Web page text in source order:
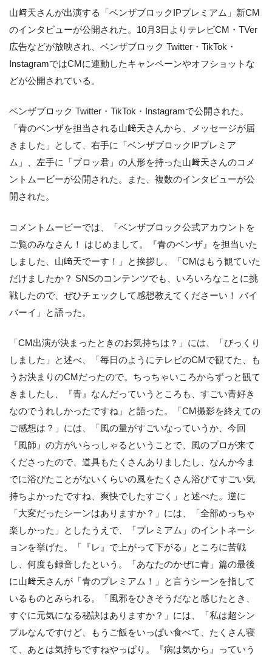
山﨑天さんが出演する「ベンザブロックIPプレミアム」新CM
のインタビューが公開された。10月3日よりテレビCM・TVer
広告などが放映され、ベンザブロック Twitter・TikTok・
InstagramではCMに連動したキャンペーンやオフショットな
どが公開されている。
ベンザブロック Twitter・TikTok・Instagramで公開された。
「青のベンザを担当される山﨑天さんから、メッセージが届
きました」として、右手に「ベンザブロックIPプレミア
ム」、左手に「ブロッ君」の人形を持った山﨑天さんのコメ
ントムービーが公開された。また、複数のインタビューが公
開された。
コメントムービーでは、「ベンザブロック公式アカウントを
ご覧のみなさん！ はじめまして。『青のベンザ』を担当いた
しました、山﨑天でーす！」と挨拶し、「CMはもう観ていた
だけましたか？ SNSのコンテンツでも、いろいろなことに挑
戦したので、ぜひチェックして感想教えてくださーい！ バイ
バーイ」と語った。
「CM出演が決まったときのお気持ちは？」には、「びっくり
しました」と述べ、「毎日のようにテレビのCMで観てた、も
うお決まりのCMだったので。ちっちゃいころからずっと観て
きましたし、『青』なんだっていうところも、すごい青好き
なのでうれしかったですね」と語った。「CM撮影を終えての
ご感想は？」には、「風の量がすごいなっていうか、今回
『風師』の方がいらっしゃるということで、風のプロが来て
くださったので、道具もたくさんありましたし、なんか今ま
でに浴びたことがないくらいの風をたくさん浴びてすごい気
持ちよかったですね、爽快でしたすごく」と述べた。逆に
「大変だったシーンはありますか？」には、「全部めっちゃ
楽しかった」としたうえで、「プレミアム」のイントネーシ
ョンを挙げた。「『レ』で上がって下がる」ところに苦戦
し、何度も録音したという。「あなたのかぜに青」篇の最後
に山﨑天さんが「青のプレミアム！」と言うシーンを指して
いるものとみられる。「風邪をひきそうだなと感じたとき、
すぐに元気になる秘訣はありますか？」には、「私は超シン
プルなんですけど、もうご飯をいっぱい食べて、たくさん寝
て、あとは気持ちですねやっぱり。『病は気から』っていう